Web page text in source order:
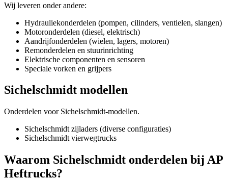
Wij leveren onder andere:
Hydrauliekonderdelen (pompen, cilinders, ventielen, slangen)
Motoronderdelen (diesel, elektrisch)
Aandrijfonderdelen (wielen, lagers, motoren)
Remonderdelen en stuurinrichting
Elektrische componenten en sensoren
Speciale vorken en grijpers
Sichelschmidt modellen
Onderdelen voor Sichelschmidt-modellen.
Sichelschmidt zijladers (diverse configuraties)
Sichelschmidt vierwegtrucks
Waarom Sichelschmidt onderdelen bij AP
Heftrucks?